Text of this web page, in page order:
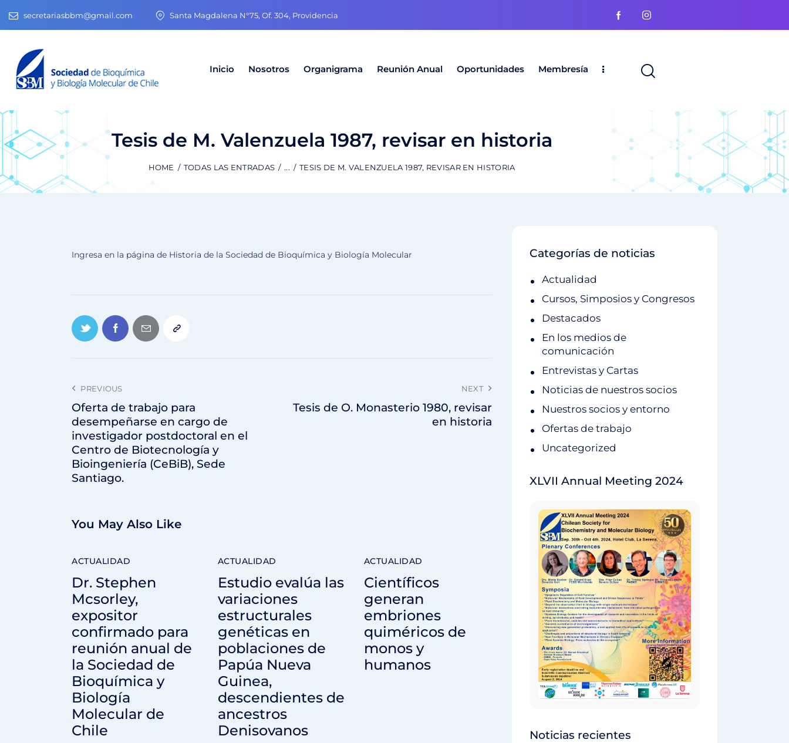
secretariasbbm@gmail.com Santa Magdalena N°75, Of. 304, Providencia
Inicio Nosotros Organigrama Reunión Anual Oportunidades Membresía
Tesis de M. Valenzuela 1987, revisar en historia
HOME TODAS LAS ENTRADAS ... TESIS DE M. VALENZUELA 1987, REVISAR EN HISTORIA
Ingresa en la página de Historia de la Sociedad de Bioquímica y Biología Molecular
PREVIOUS
Oferta de trabajo para
desempeñarse en cargo de
investigador postdoctoral en el
Centro de Biotecnología y
Bioingeniería (CeBiB), Sede
Santiago.
NEXT
Tesis de O. Monasterio 1980, revisar
en historia
You May Also Like
ACTUALIDAD
Dr. Stephen
Mcsorley,
expositor
confirmado para
reunión anual de
la Sociedad de
Bioquímica y
Biología
Molecular de
Chile
ACTUALIDAD
Estudio evalúa las
variaciones
estructurales
genéticas en
poblaciones de
Papúa Nueva
Guinea,
descendientes de
ancestros
Denisovanos
ACTUALIDAD
Científicos
generan
embriones
quiméricos de
monos y
humanos
Categorías de noticias
Actualidad
Cursos, Simposios y Congresos
Destacados
En los medios de
comunicación
Entrevistas y Cartas
Noticias de nuestros socios
Nuestros socios y entorno
Ofertas de trabajo
Uncategorized
XLVII Annual Meeting 2024
Noticias recientes